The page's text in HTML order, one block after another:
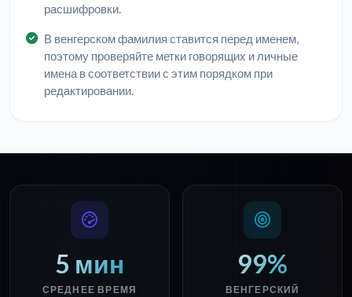
расшифровки.
В венгерском фамилия ставится перед именем,
поэтому проверяйте метки говорящих и личные
имена в соответствии с этим порядком при
редактировании.
5 мин
СРЕДНЕЕ ВРЕМЯ
99%
ВЕНГЕРСКИЙ